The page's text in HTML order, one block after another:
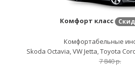
Комфорт класс
Комфортабельные
Skoda Octavia, VW Jetta, Toyota
7 840 р.